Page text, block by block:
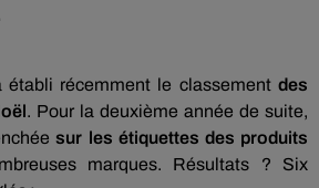
établi récemment le classement des
. Pour la deuxième année de suite,
sur les étiquettes des produits
marques. Résultats ? Six